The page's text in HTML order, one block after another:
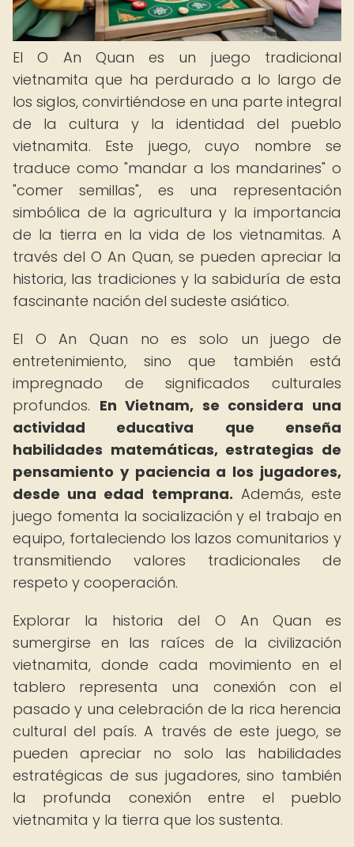
El O An Quan es un juego tradicional
vietnamita que ha perdurado a lo largo de
los siglos, convirtiéndose en una parte integral
de la cultura y la identidad del pueblo
vietnamita. Este juego, cuyo nombre se
traduce como "mandar a los mandarines" o
"comer semillas", es una representación
simbólica de la agricultura y la importancia
de la tierra en la vida de los vietnamitas. A
través del O An Quan, se pueden apreciar la
historia, las tradiciones y la sabiduría de esta
fascinante nación del sudeste asiático.
El O An Quan no es solo un juego de
entretenimiento, sino que también está
impregnado de significados culturales
profundos. En Vietnam, se considera una
actividad educativa que enseña
habilidades matemáticas, estrategias de
pensamiento y paciencia a los jugadores,
desde una edad temprana. Además, este
juego fomenta la socialización y el trabajo en
equipo, fortaleciendo los lazos comunitarios y
transmitiendo valores tradicionales de
respeto y cooperación.
Explorar la historia del O An Quan es
sumergirse en las raíces de la civilización
vietnamita, donde cada movimiento en el
tablero representa una conexión con el
pasado y una celebración de la rica herencia
cultural del país. A través de este juego, se
pueden apreciar no solo las habilidades
estratégicas de sus jugadores, sino también
la profunda conexión entre el pueblo
vietnamita y la tierra que los sustenta.